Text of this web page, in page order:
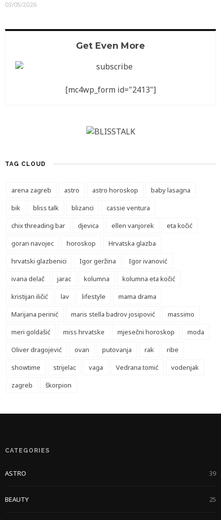
03/05/2026
Get Even More
[mc4wp_form id="2413"]
TAG CLOUD
arena zagreb astro astro horoskop
baby lasagna
bik
bliss talk blizanci
cassie ventura
chix threading bar
djevica ellen vanjorek
eta kočić
goran navojec
horoskop
Hrvatska glazba
hrvatski glazbenici
Igor geržina
Igor ivanović
ivana delač
jarac kolumna
kolumna eta kočić
kristijan iličić
lav lifestyle
mama drama
Marijana perinić
maris stella badrov josipović
massimo
meri goldašić
miss hrvatske mjesečni horoskop
moda
Oliver dragojević
ovan putovanja rak
ribe
showtime
strijelac vaga Vedrana tomić
vodenjak
zagreb
škorpion
CATEGORIES
ASTRO 39
BEAUTY 25